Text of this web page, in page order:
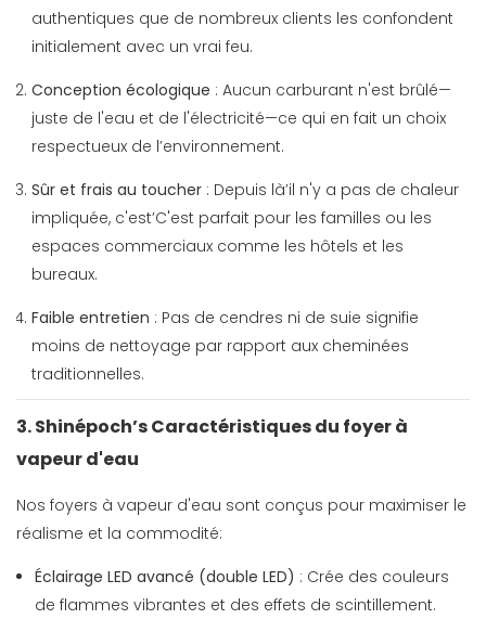
authentiques que de nombreux clients les confondent
initialement avec un vrai feu.
Conception écologique : Aucun carburant n'est brûlé—
juste de l'eau et de l'électricité—ce qui en fait un choix
respectueux de l’environnement.
Sûr et frais au toucher : Depuis là’il n'y a pas de chaleur
impliquée, c'est’C'est parfait pour les familles ou les
espaces commerciaux comme les hôtels et les
bureaux.
Faible entretien : Pas de cendres ni de suie signifie
moins de nettoyage par rapport aux cheminées
traditionnelles.
3. Shinépoch’s Caractéristiques du foyer à
vapeur d'eau
Nos foyers à vapeur d'eau sont conçus pour maximiser le
réalisme et la commodité:
Éclairage LED avancé (double LED) : Crée des couleurs
de flammes vibrantes et des effets de scintillement.